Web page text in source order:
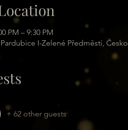
PM – 9:30 PM
I-Zelené Předměstí, Česko
+ 62 other guests